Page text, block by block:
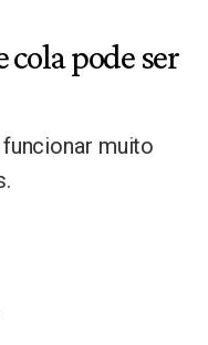
cola pode ser
muito